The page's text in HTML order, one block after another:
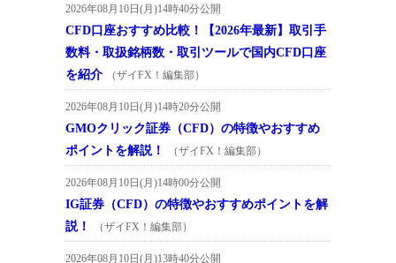
2026年08月10日(月)14時40分公開
CFD口座おすすめ比較！【2026年最新】取引手
数料・取扱銘柄数・取引ツールで国内CFD口座
を紹介
（ザイFX！編集部）
2026年08月10日(月)14時20分公開
GMOクリック証券（CFD）の特徴やおすすめ
ポイントを解説！
（ザイFX！編集部）
2026年08月10日(月)14時00分公開
IG証券（CFD）の特徴やおすすめポイントを解
説！
（ザイFX！編集部）
2026年08月10日(月)13時40分公開